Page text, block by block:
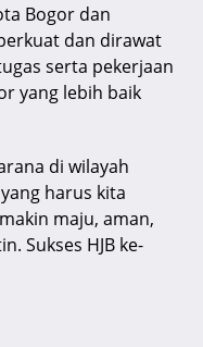
Bogor dan
dan dirawat
serta pekerjaan
yang lebih baik
di wilayah
harus kita
maju, aman,
Sukses HJB ke-